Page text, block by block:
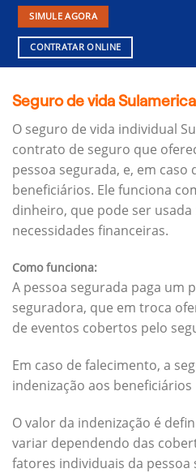
SIMULE AGORA
CONTRATAR ONLINE
Seguro de vida
O seguro de vida individual
contrato de seguro que
pessoa segurada, e, em caso
beneficiários. Ele funciona
dinheiro, que pode ser
necessidades financeiras.
Como funciona:
A pessoa segurada paga um
seguradora, que em troca
de eventos cobertos pelo
Em caso de falecimento, a
indenização aos
O valor da indenização é
variar dependendo das
fatores individuais da pessoa